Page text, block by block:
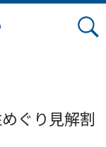
ぐり見解割